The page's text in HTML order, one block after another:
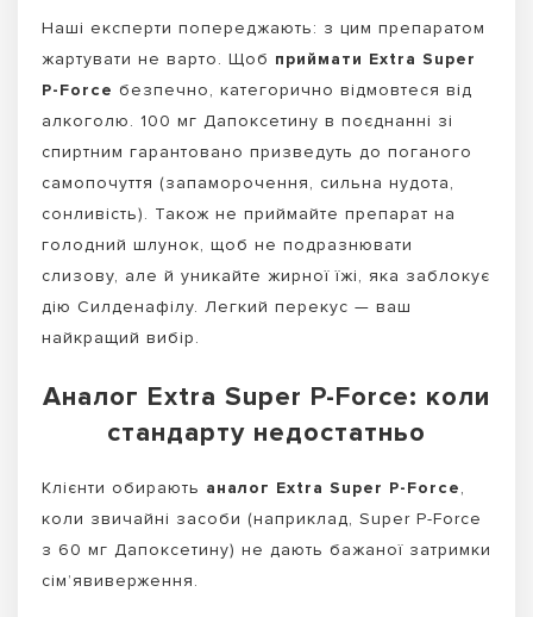
Наші експерти попереджають: з цим препаратом
жартувати не варто. Щоб приймати Extra Super
P-Force безпечно, категорично відмовтеся від
алкоголю. 100 мг Дапоксетину в поєднанні зі
спиртним гарантовано призведуть до поганого
самопочуття (запаморочення, сильна нудота,
сонливість). Також не приймайте препарат на
голодний шлунок, щоб не подразнювати
слизову, але й уникайте жирної їжі, яка заблокує
дію Силденафілу. Легкий перекус — ваш
найкращий вибір.
Аналог Extra Super P-Force: коли
стандарту недостатньо
Клієнти обирають аналог Extra Super P-Force,
коли звичайні засоби (наприклад, Super P-Force
з 60 мг Дапоксетину) не дають бажаної затримки
сім’явиверження.